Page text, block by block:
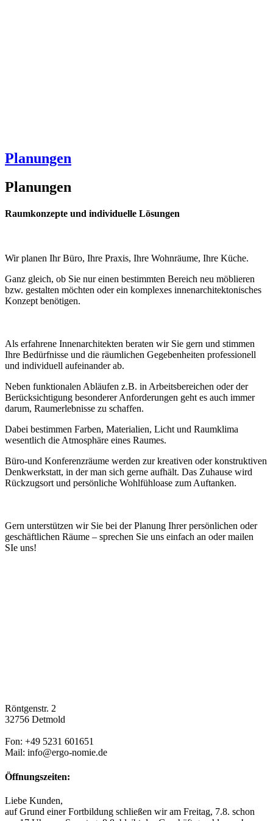
Planungen
Planungen
Raumkonzepte und individuelle Lösungen
Wir planen Ihr Büro, Ihre Praxis, Ihre Wohnräume, Ihre Küche.
Ganz gleich, ob Sie nur einen bestimmten Bereich neu möblieren
bzw. gestalten möchten oder ein komplexes innenarchitektonisches
Konzept benötigen.
Als erfahrene Innenarchitekten beraten wir Sie gern und stimmen
Ihre Bedürfnisse und die räumlichen Gegebenheiten professionell
und individuell aufeinander ab.
Neben funktionalen Abläufen z.B. in Arbeitsbereichen oder der
Berücksichtigung besonderer Anforderungen geht es auch immer
darum, Raumerlebnisse zu schaffen.
Dabei bestimmen Farben, Materialien, Licht und Raumklima
wesentlich die Atmosphäre eines Raumes.
Büro-und Konferenzräume werden zur kreativen oder konstruktiven
Denkwerkstatt, in der man sich gerne aufhält. Das Zuhause wird
Rückzugsort und persönliche Wohlfühloase zum Auftanken.
Gern unterstützen wir Sie bei der Planung Ihrer persönlichen oder
geschäftlichen Räume – sprechen Sie uns einfach an oder mailen
SIe uns!
Röntgenstr. 2
32756 Detmold
Fon: +49 5231 601651
Mail: info@ergo-nomie.de
Öffnungszeiten:
Liebe Kunden,
auf Grund einer Fortbildung schließen wir am Freitag, 7.8. schon